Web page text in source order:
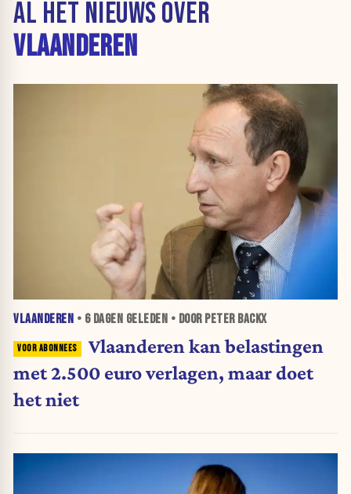
AL HET NIEUWS OVER
VLAANDEREN
VLAANDEREN • 6 DAGEN GELEDEN • DOOR PETER BACKX
Vlaanderen kan belastingen
met 2.500 euro verlagen, maar doet
het niet